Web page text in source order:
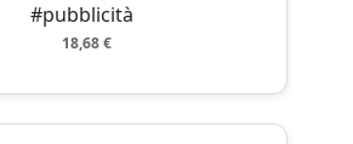
#pubblicità
18,68 €